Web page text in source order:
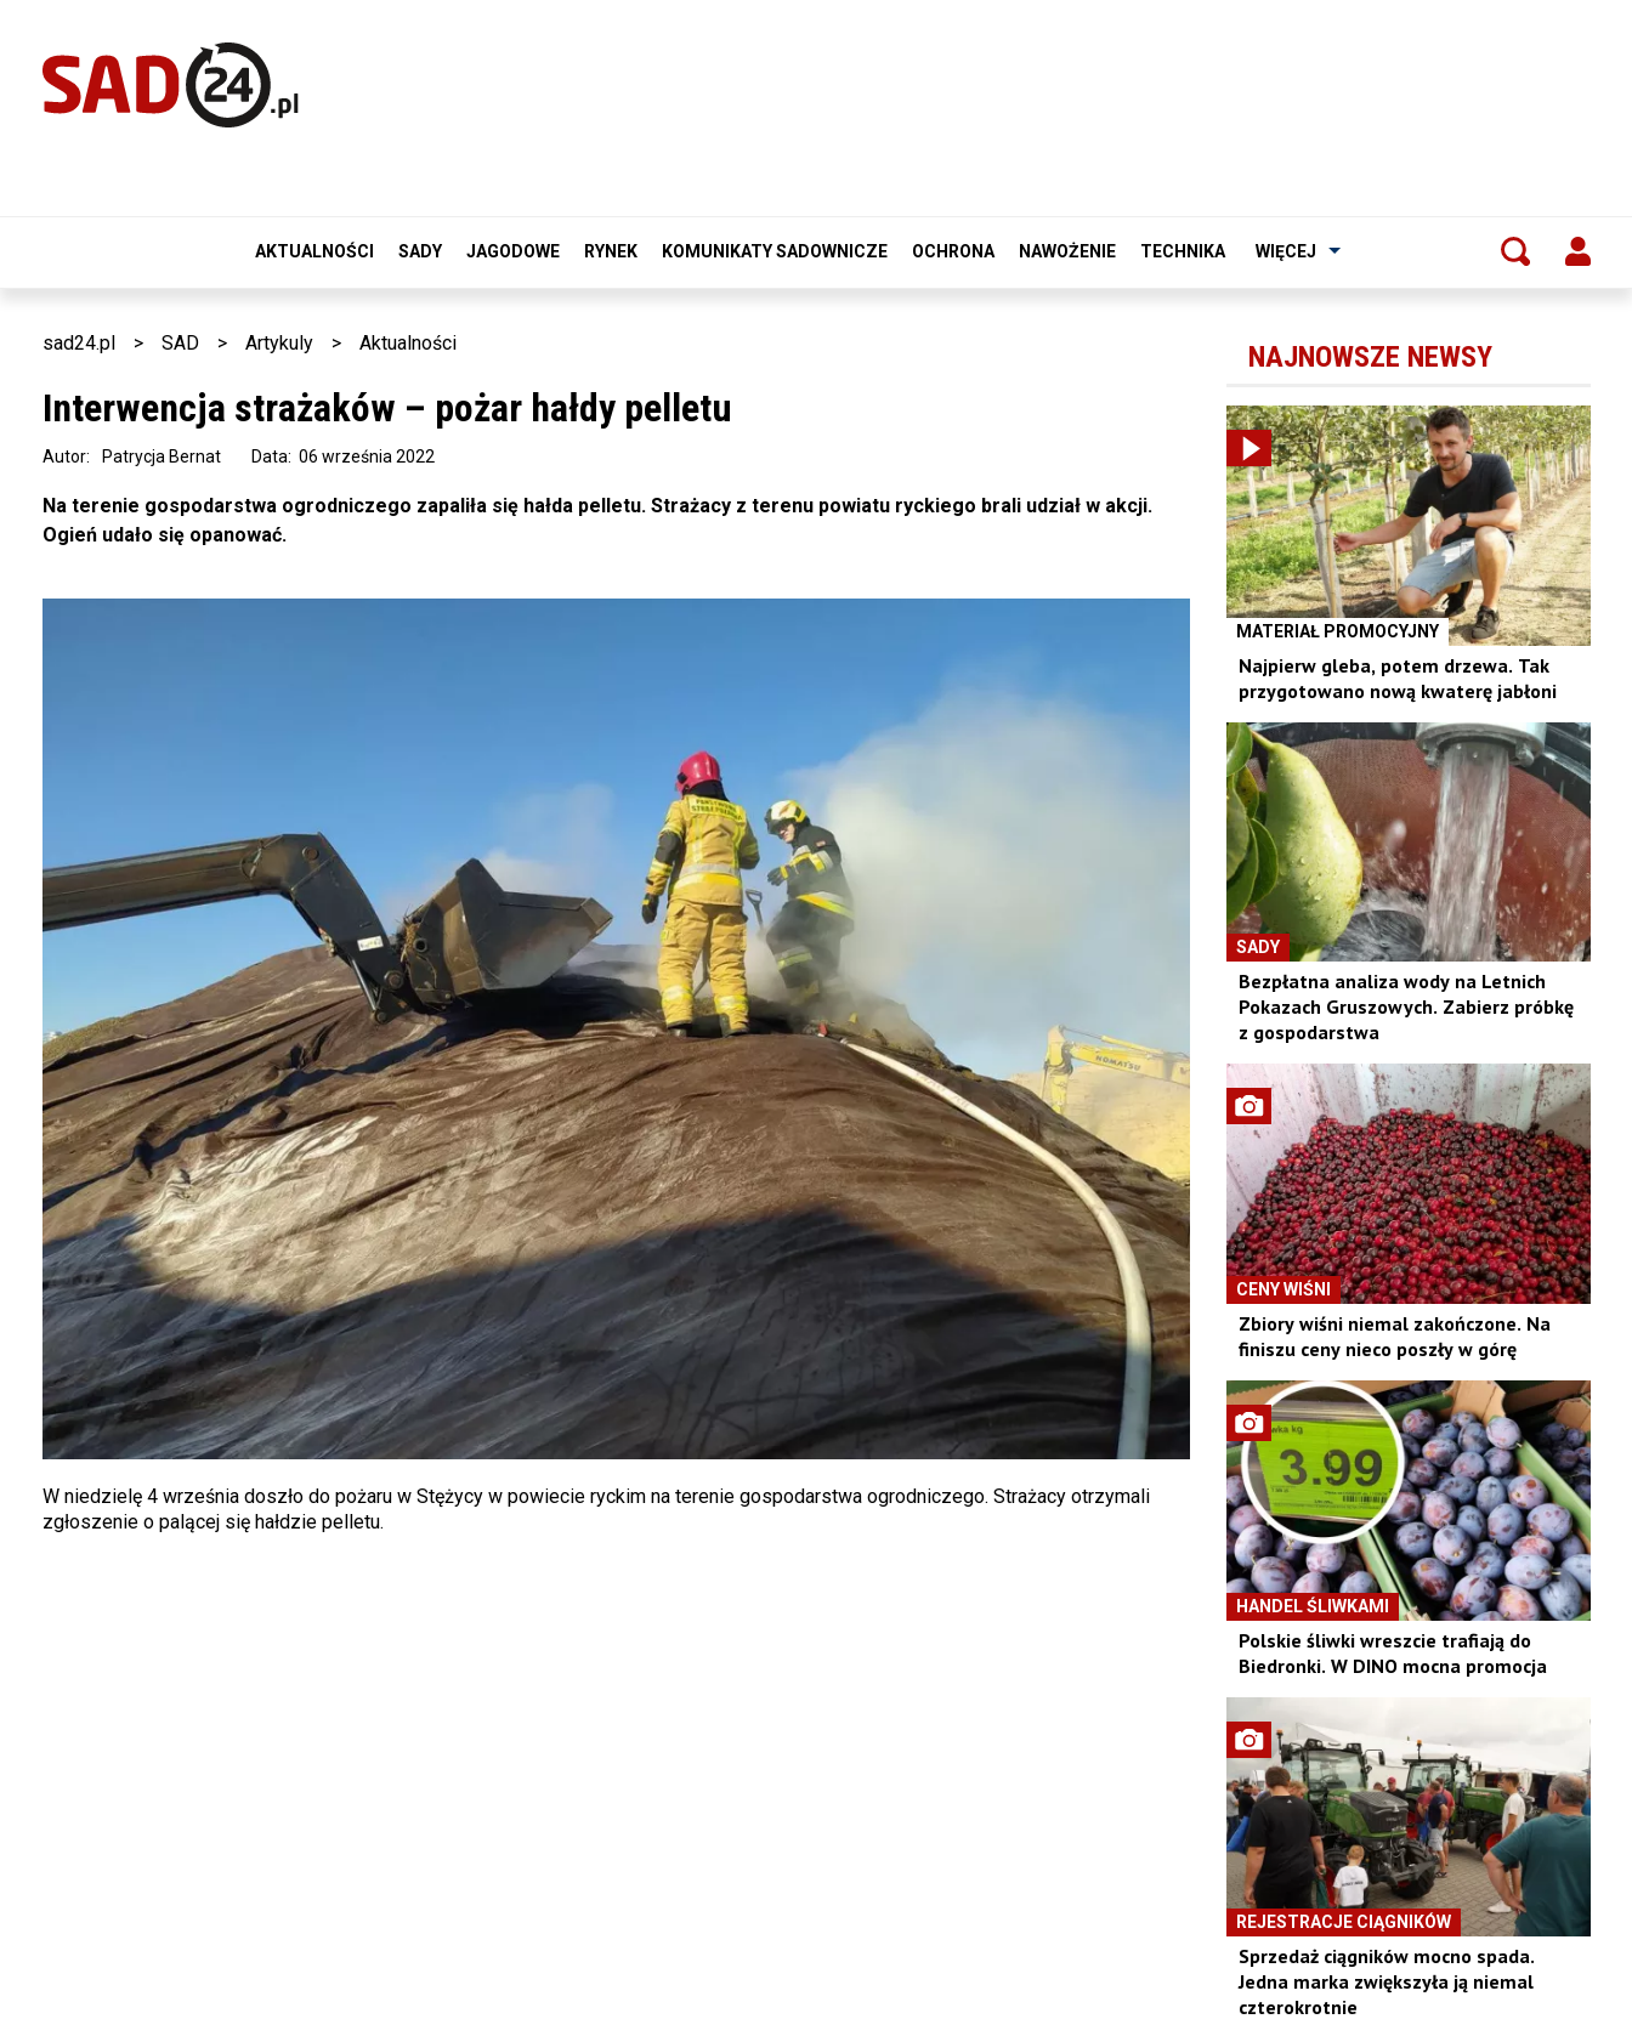
AKTUALNOŚCI SADY JAGODOWE RYNEK KOMUNIKATY SADOWNICZE OCHRONA NAWOŻENIE TECHNIKA WIĘCEJ
sad24.pl > SAD > Artykuly > Aktualności
Interwencja strażaków – pożar hałdy pelletu
Data: 06 września 2022
Autor: Patrycja Bernat
Na terenie gospodarstwa ogrodniczego zapaliła się hałda pelletu. Strażacy z terenu powiatu ryckiego brali udział w akcji.
Ogień udało się opanować.
W niedzielę 4 września doszło do pożaru w Stężycy w powiecie ryckim na terenie gospodarstwa ogrodniczego. Strażacy otrzymali
zgłoszenie o palącej się hałdzie pelletu.
NAJNOWSZE NEWSY
MATERIAŁ PROMOCYJNY
Najpierw gleba, potem drzewa. Tak
przygotowano nową kwaterę jabłoni
SADY
Bezpłatna analiza wody na Letnich
Pokazach Gruszowych. Zabierz próbkę
z gospodarstwa
CENY WIŚNI
Zbiory wiśni niemal zakończone. Na
finiszu ceny nieco poszły w górę
HANDEL ŚLIWKAMI
Polskie śliwki wreszcie trafiają do
Biedronki. W DINO mocna promocja
REJESTRACJE CIĄGNIKÓW
Sprzedaż ciągników mocno spada.
Jedna marka zwiększyła ją niemal
czterokrotnie